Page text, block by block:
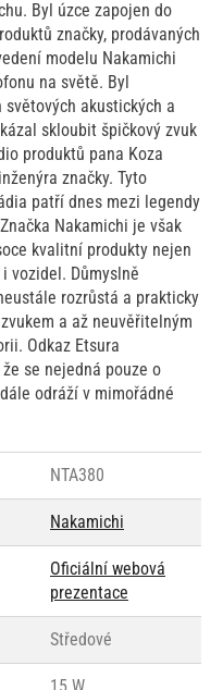
Byl úzce zapojen do
značky, prodávaných
modelu Nakamichi
na světě. Byl
akustických a
skloubit špičkový zvuk
produktů pana Koza
značky. Tyto
patří dnes mezi legendy
Nakamichi je však
kvalitní produkty nejen
vozidel. Důmyslně
rozrůstá a prakticky
a až neuvěřitelným
Odkaz Etsura
se nejedná pouze o
odráží v mimořádné
NTA380
Nakamichi
Oficiální webová
prezentace
Středové